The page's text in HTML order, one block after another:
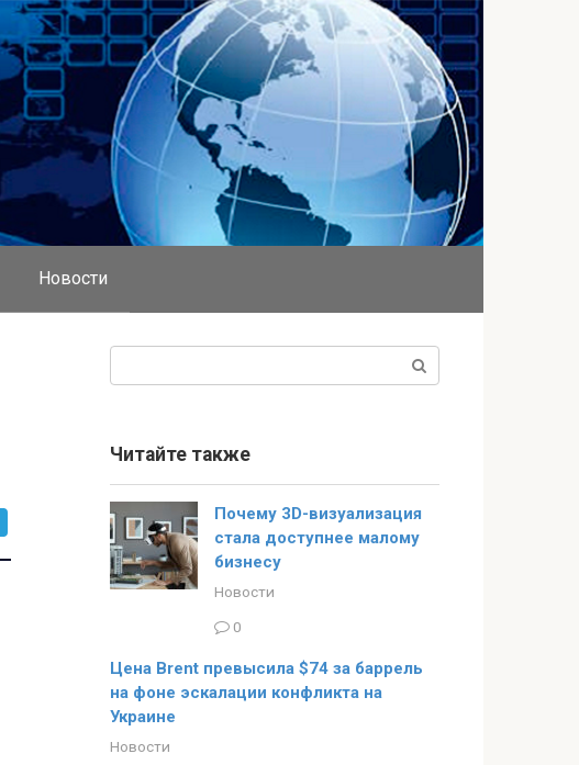
Новости
Читайте также
Почему 3D-визуализация
стала доступнее малому
бизнесу
Новости
0
Цена Brent превысила $74 за баррель
на фоне эскалации конфликта на
Украине
Новости